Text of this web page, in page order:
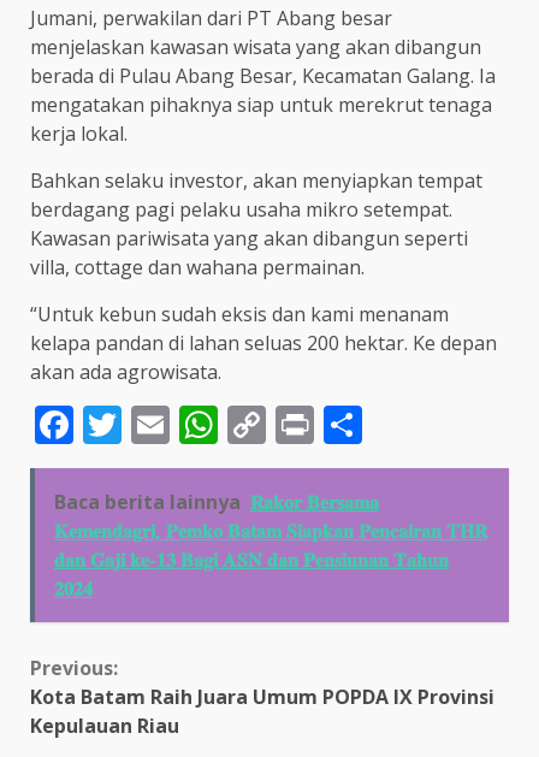
Jumani, perwakilan dari PT Abang besar
menjelaskan kawasan wisata yang akan dibangun
berada di Pulau Abang Besar, Kecamatan Galang. Ia
mengatakan pihaknya siap untuk merekrut tenaga
kerja lokal.
Bahkan selaku investor, akan menyiapkan tempat
berdagang pagi pelaku usaha mikro setempat.
Kawasan pariwisata yang akan dibangun seperti
villa, cottage dan wahana permainan.
“Untuk kebun sudah eksis dan kami menanam
kelapa pandan di lahan seluas 200 hektar. Ke depan
akan ada agrowisata.
Facebook
Twitter
EmailWhatsApp
Copy
Link
Print
Baca berita lainnya 𝐑𝐚𝐤𝐨𝐫 𝐁𝐞𝐫𝐬𝐚𝐦𝐚
𝐊𝐞𝐦𝐞𝐧𝐝𝐚𝐠𝐫𝐢, 𝐏𝐞𝐦𝐤𝐨 𝐁𝐚𝐭𝐚𝐦 𝐒𝐢𝐚𝐩𝐤𝐚𝐧 𝐏𝐞𝐧𝐜𝐚𝐢𝐫𝐚𝐧 𝐓𝐇𝐑
𝐝𝐚𝐧 𝐆𝐚𝐣𝐢 𝐤𝐞-𝟏𝟑 𝐁𝐚𝐠𝐢 𝐀𝐒𝐍 𝐝𝐚𝐧 𝐏𝐞𝐧𝐬𝐢𝐮𝐧𝐚𝐧 𝐓𝐚𝐡𝐮𝐧
𝟐𝟎𝟐𝟒
Continue
Reading
Previous:
Kota Batam Raih Juara Umum POPDA IX Provinsi
Kepulauan Riau